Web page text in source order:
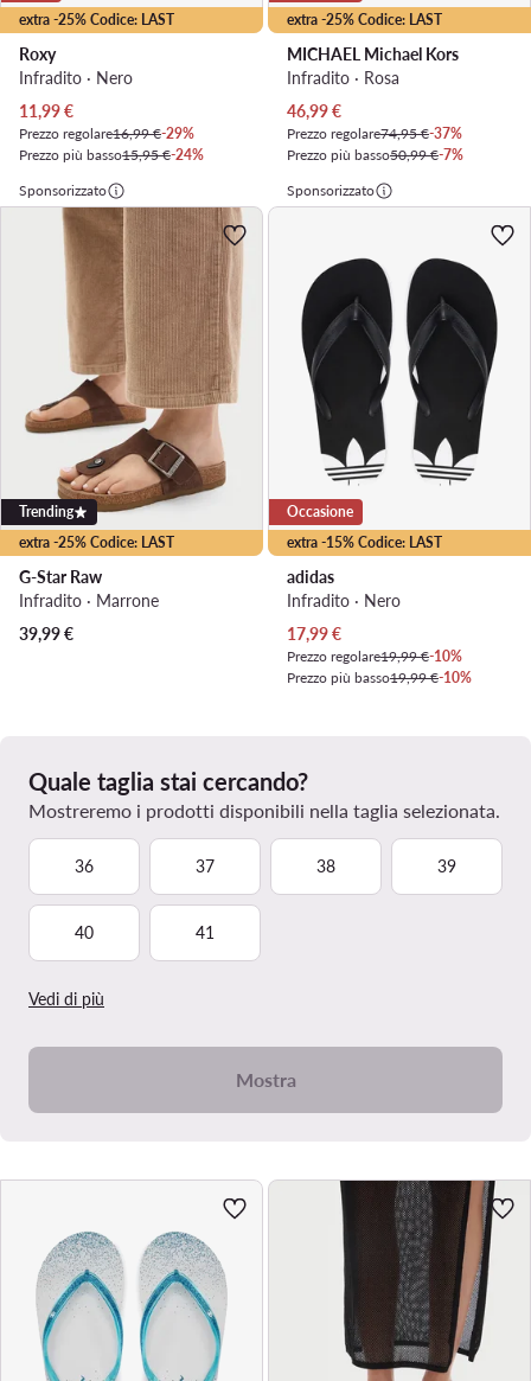
extra -25% Codice: LAST
Roxy
Infradito · Nero
Prezzo attuale
11,99€
Prezzo regolare16,99 €-29%
Prezzo più basso15,95 €-24%
extra -25% Codice: LAST
MICHAEL Michael Kors
Infradito · Rosa
Prezzo attuale
46,99€
Prezzo regolare74,95 €-37%
Prezzo più basso50,99 €-7%
Sponsorizzato
extra -25% Codice: LAST
Trending
G-Star Raw
Infradito · Marrone
39,99€
Sponsorizzato
extra -15% Codice: LAST
Occasione
adidas
Infradito · Nero
Prezzo attuale
17,99€
Prezzo regolare19,99 €-10%
Prezzo più basso19,99 €-10%
Quale taglia stai cercando?
Mostreremo i prodotti disponibili nella taglia selezionata.
36 37 38 39
40 41
Vedi di più
Mostra